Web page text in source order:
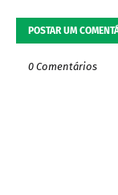
POSTAR UM
0 Comentários